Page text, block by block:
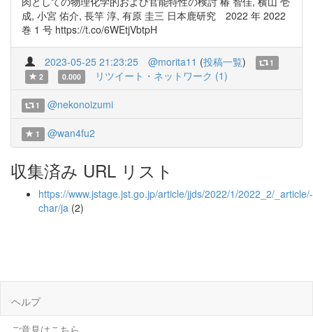
成, 小宮 佑介, 長竿 淳, 有原 圭三 日本鹿研究 2022 年 2022
巻 1 号 https://t.co/6WEtjVbtpH
2023-05-25 21:23:25 @morita11 (投稿一覧)
1
2
0.000 リツイート・ネットワーク (1)
1 @nekonoizumi
1 @wan4fu2
収集済み URL リスト
https://www.jstage.jst.go.jp/article/jjds/2022/1/2022_2/_article/-
char/ja (2)
ヘルプ
ご意見はこちら